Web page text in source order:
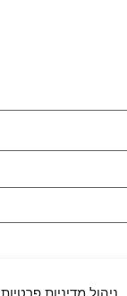
ניהול מדיניות פרטיות